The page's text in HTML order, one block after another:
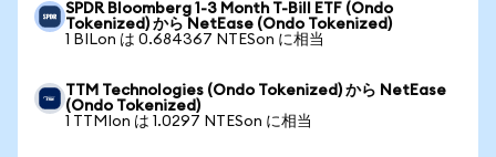
SPDR Bloomberg 1-3 Month T-Bill ETF (Ondo
Tokenized) から NetEase (Ondo Tokenized)
1 BILon は 0.684367 NTESon に相当
TTM Technologies (Ondo Tokenized) から NetEase
(Ondo Tokenized)
1 TTMIon は 1.0297 NTESon に相当